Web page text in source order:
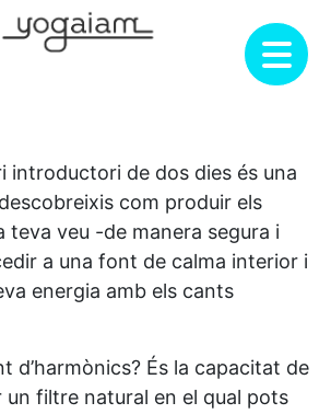
introductori de dos dies és una
com produir els
teva veu -de manera segura i
a una font de calma interior i
energia amb els cants
d’harmònics? És la capacitat de
un filtre natural en el qual pots